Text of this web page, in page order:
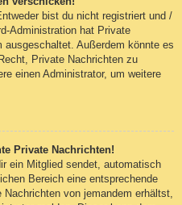
bist du nicht registriert und /
Administration hat Private
ausgeschaltet. Außerdem könnte es
Private Nachrichten zu
einen Administrator, um weitere
Private Nachrichten!
ein Mitglied sendet, automatisch
Bereich eine entsprechende
von jemandem erhältst,